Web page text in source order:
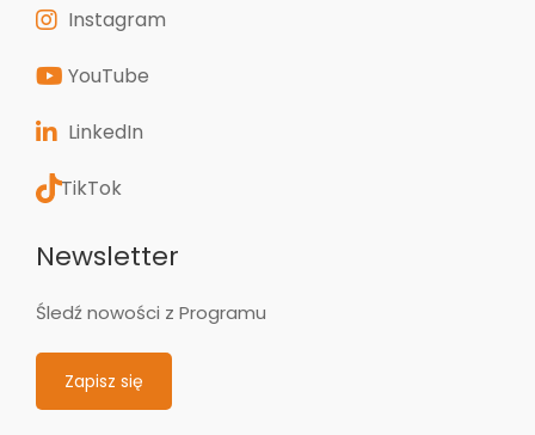
Instagram
YouTube
LinkedIn
TikTok
Newsletter
Śledź nowości z Programu
Zapisz się